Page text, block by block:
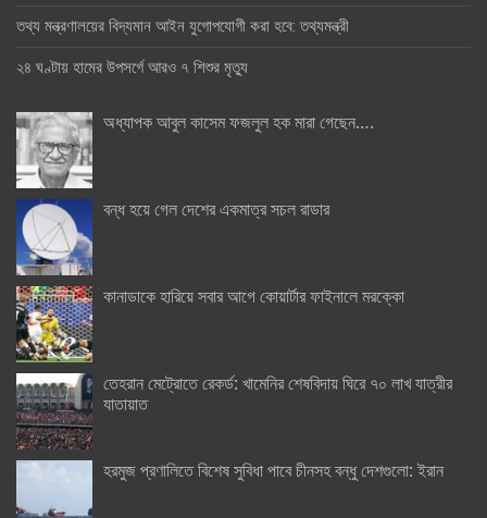
তথ্য মন্ত্রণালয়ের বিদ্যমান আইন যুগোপযোগী করা হবে: তথ্যমন্ত্রী
২৪ ঘণ্টায় হামের উপসর্গে আরও ৭ শিশুর মৃত্যু
অধ্যাপক আবুল কাসেম ফজলুল হক মারা গেছেন….
বন্ধ হয়ে গেল দেশের একমাত্র সচল রাডার
কানাডাকে হারিয়ে সবার আগে কোয়ার্টার ফাইনালে মরক্কো
তেহরান মেট্রোতে রেকর্ড: খামেনির শেষবিদায় ঘিরে ৭০ লাখ যাত্রীর
যাতায়াত
হরমুজ প্রণালিতে বিশেষ সুবিধা পাবে চীনসহ বন্ধু দেশগুলো: ইরান